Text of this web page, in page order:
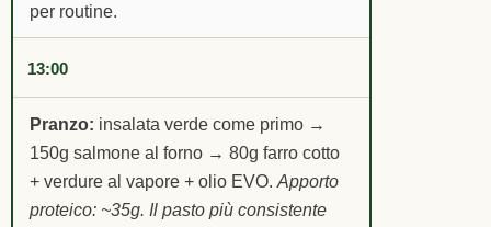
per routine.
13:00
Pranzo: insalata verde come primo →
150g salmone al forno → 80g farro cotto
+ verdure al vapore + olio EVO. Apporto
proteico: ~35g. Il pasto più consistente